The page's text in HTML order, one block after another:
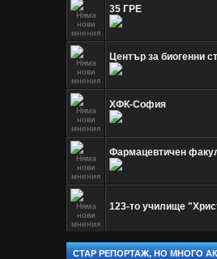
35 ГРЕ
Център за биогенни
ХФК-София
Фармацевтичен
123-то училище
СТАР РЕПОРТАЖ, НО МНОГО